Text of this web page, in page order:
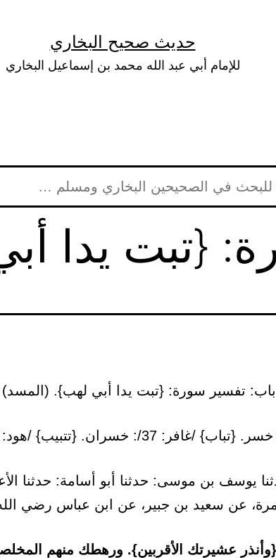
حديث صحيح البخاري
للإمام أبي عبد الله محمد بن إسماعيل البخاري
{تبت يدا
يوسف بن موسى: حدثنا أبو أسامة: حدثنا
عن سعيد بن جبير، عن ابن عباس رضي
عشيرتك الأقربين}. ورهطك منهم